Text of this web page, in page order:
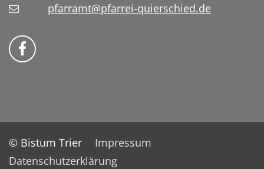
pfarramt@pfarrei-quierschied.de
Bistum Trier auf Facebook
© Bistum Trier
Impressum
Datenschutzerklärung